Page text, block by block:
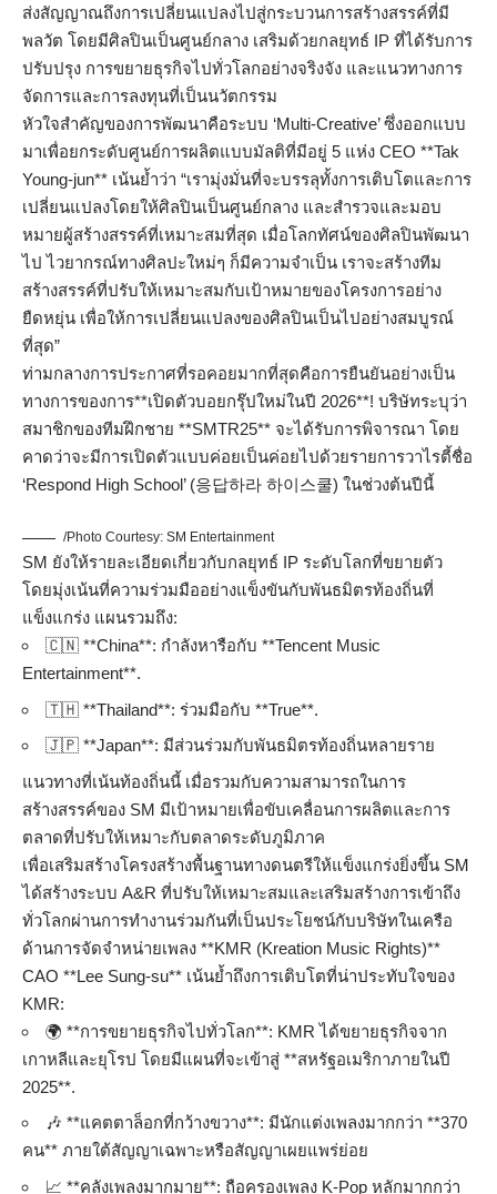
ส่งสัญญาณถึงการเปลี่ยนแปลงไปสู่กระบวนการสร้างสรรค์ที่มี
พลวัต โดยมีศิลปินเป็นศูนย์กลาง เสริมด้วยกลยุทธ์ IP ที่ได้รับการ
ปรับปรุง การขยายธุรกิจไปทั่วโลกอย่างจริงจัง และแนวทางการ
จัดการและการลงทุนที่เป็นนวัตกรรม
หัวใจสำคัญของการพัฒนาคือระบบ ‘Multi-Creative’ ซึ่งออกแบบ
มาเพื่อยกระดับศูนย์การผลิตแบบมัลติที่มีอยู่ 5 แห่ง CEO **Tak
Young-jun** เน้นย้ำว่า “เรามุ่งมั่นที่จะบรรลุทั้งการเติบโตและการ
เปลี่ยนแปลงโดยให้ศิลปินเป็นศูนย์กลาง และสำรวจและมอบ
หมายผู้สร้างสรรค์ที่เหมาะสมที่สุด เมื่อโลกทัศน์ของศิลปินพัฒนา
ไป ไวยากรณ์ทางศิลปะใหม่ๆ ก็มีความจำเป็น เราจะสร้างทีม
สร้างสรรค์ที่ปรับให้เหมาะสมกับเป้าหมายของโครงการอย่าง
ยืดหยุ่น เพื่อให้การเปลี่ยนแปลงของศิลปินเป็นไปอย่างสมบูรณ์
ที่สุด”
ท่ามกลางการประกาศที่รอคอยมากที่สุดคือการยืนยันอย่างเป็น
ทางการของการ**เปิดตัวบอยกรุ๊ปใหม่ในปี 2026**! บริษัทระบุว่า
สมาชิกของทีมฝึกชาย **SMTR25** จะได้รับการพิจารณา โดย
คาดว่าจะมีการเปิดตัวแบบค่อยเป็นค่อยไปด้วยรายการวาไรตี้ชื่อ
‘Respond High School’ (응답하라 하이스쿨) ในช่วงต้นปีนี้
/Photo Courtesy: SM Entertainment
SM ยังให้รายละเอียดเกี่ยวกับกลยุทธ์ IP ระดับโลกที่ขยายตัว
โดยมุ่งเน้นที่ความร่วมมืออย่างแข็งขันกับพันธมิตรท้องถิ่นที่
แข็งแกร่ง แผนรวมถึง:
🇨🇳 **China**: กำลังหารือกับ **Tencent Music
Entertainment**.
🇹🇭 **Thailand**: ร่วมมือกับ **True**.
🇯🇵 **Japan**: มีส่วนร่วมกับพันธมิตรท้องถิ่นหลายราย
แนวทางที่เน้นท้องถิ่นนี้ เมื่อรวมกับความสามารถในการ
สร้างสรรค์ของ SM มีเป้าหมายเพื่อขับเคลื่อนการผลิตและการ
ตลาดที่ปรับให้เหมาะกับตลาดระดับภูมิภาค
เพื่อเสริมสร้างโครงสร้างพื้นฐานทางดนตรีให้แข็งแกร่งยิ่งขึ้น SM
ได้สร้างระบบ A&R ที่ปรับให้เหมาะสมและเสริมสร้างการเข้าถึง
ทั่วโลกผ่านการทำงานร่วมกันที่เป็นประโยชน์กับบริษัทในเครือ
ด้านการจัดจำหน่ายเพลง **KMR (Kreation Music Rights)**
CAO **Lee Sung-su** เน้นย้ำถึงการเติบโตที่น่าประทับใจของ
KMR:
🌍 **การขยายธุรกิจไปทั่วโลก**: KMR ได้ขยายธุรกิจจาก
เกาหลีและยุโรป โดยมีแผนที่จะเข้าสู่ **สหรัฐอเมริกาภายในปี
2025**.
🎶 **แคตตาล็อกที่กว้างขวาง**: มีนักแต่งเพลงมากกว่า **370
คน** ภายใต้สัญญาเฉพาะหรือสัญญาเผยแพร่ย่อย
📈 **คลังเพลงมากมาย**: ถือครองเพลง K-Pop หลักมากกว่า